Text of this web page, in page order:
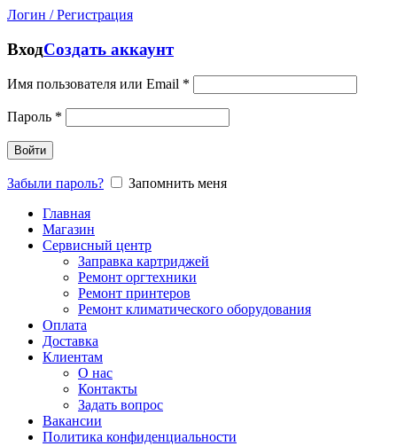
Логин / Регистрация
ВходСоздать аккаунт
Имя пользователя или Email *
Пароль *
Войти
Забыли пароль?
Запомнить меня
Главная
Магазин
Сервисный центр
Заправка картриджей
Ремонт оргтехники
Ремонт принтеров
Ремонт климатического оборудования
Оплата
Доставка
Клиентам
О нас
Контакты
Задать вопрос
Вакансии
Политика конфиденциальности